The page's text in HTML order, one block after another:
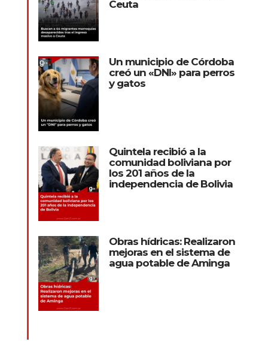
Ceuta
Un municipio de Córdoba
creó un «DNI» para perros
y gatos
Quintela recibió a la
comunidad boliviana por
los 201 años de la
independencia de Bolivia
Obras hídricas: Realizaron
mejoras en el sistema de
agua potable de Aminga